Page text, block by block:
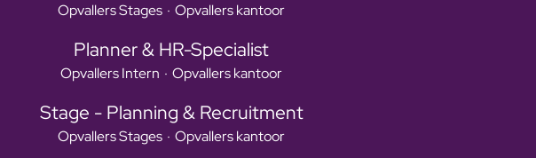
Opvallers Stages · Opvallers kantoor
Planner & HR-Specialist
Opvallers Intern · Opvallers kantoor
Stage - Planning & Recruitment
Opvallers Stages · Opvallers kantoor